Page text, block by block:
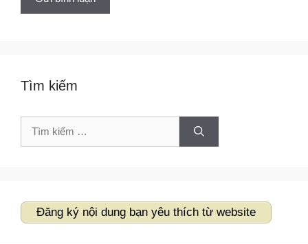
Tìm kiếm
Đăng ký nội dung bạn yêu thích từ website